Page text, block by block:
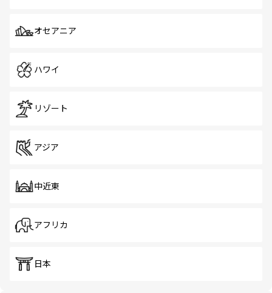
オセアニア
ハワイ
リゾート
アジア
中近東
アフリカ
日本